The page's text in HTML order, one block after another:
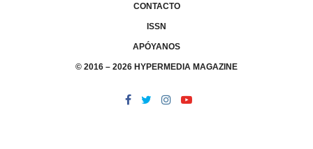
CONTACTO
ISSN
APÓYANOS
© 2016 – 2026 HYPERMEDIA MAGAZINE